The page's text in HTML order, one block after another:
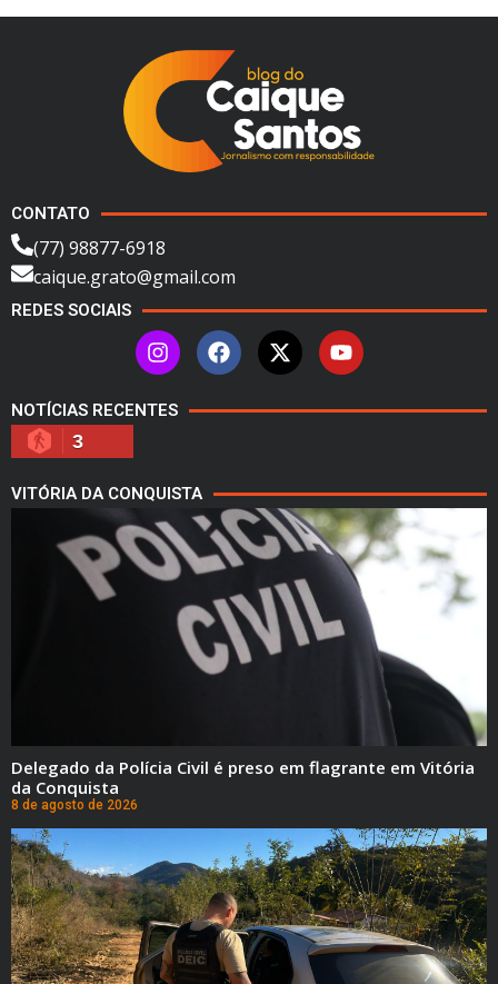
CONTATO
(77) 98877-6918
caique.grato@gmail.com
REDES SOCIAIS
NOTÍCIAS RECENTES
3
VITÓRIA DA CONQUISTA
Delegado da Polícia Civil é preso em flagrante em Vitória
da Conquista
8 de agosto de 2026